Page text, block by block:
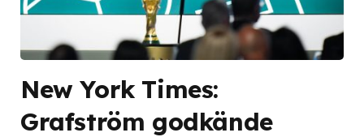
New York Times:
Grafström godkände